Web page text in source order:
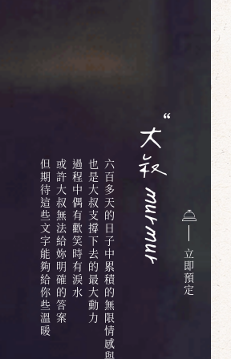
六百多天的日子中累積的無限情感與回憶
也是大叔支撐下去的最大動力
過程中偶有歡笑時有淚水
或許大叔無法給妳明確的答案
但期待這些文字能夠給你些溫暖 立
即
預
定